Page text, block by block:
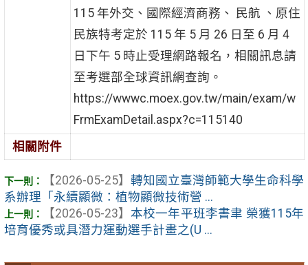
115 年外交、國際經濟商務、 民航 、原住
民族特考定於 115 年 5 月 26 日至 6 月 4
日下午 5 時止受理網路報名，相關訊息請
至考選部全球資訊網查詢。
https://wwwc.moex.gov.tw/main/exam/w
FrmExamDetail.aspx?c=115140
相關附件
【2026-05-25】 轉知國立臺灣師範大學生命科學
系辦理「永續顯微：植物顯微技術營 ...
【2026-05-23】 本校一年平班李書聿 榮獲115年
培育優秀或具潛力運動選手計畫之(U ...